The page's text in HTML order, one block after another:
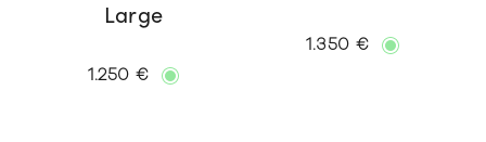
Large
1.250 €
1.350 €